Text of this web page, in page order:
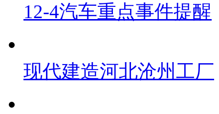
12-4汽车重点事件提醒
现代建造河北沧州工厂